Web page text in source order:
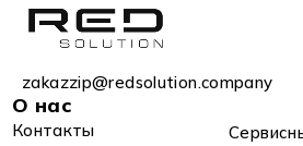
zakazzip@redsolution.company
О нас
Контакты